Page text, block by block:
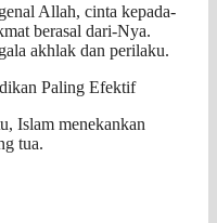
Allah, cinta kepada-
berasal dari-Nya.
akhlak dan perilaku.
Paling Efektif
Islam menekankan
tua.